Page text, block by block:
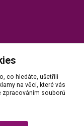
co hledáte, ušetřili
na věci, které vás
zpracováním souborů